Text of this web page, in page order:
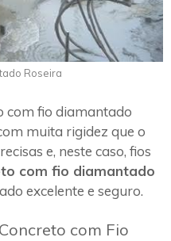
Roseira
com fio diamantado
muita rigidez que o
e, neste caso, fios
com fio diamantado
excelente e seguro.
com Fio